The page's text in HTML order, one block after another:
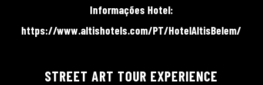
Informações Hotel:
https://www.altishotels.com/PT/HotelAltisBelem/
STREET ART TOUR EXPERIENCE